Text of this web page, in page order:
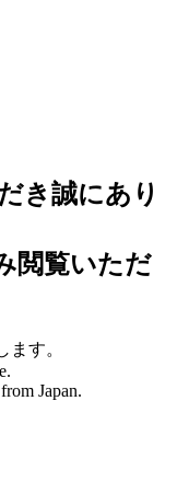
き誠にあり
閲覧いただ
ます。
Japan.